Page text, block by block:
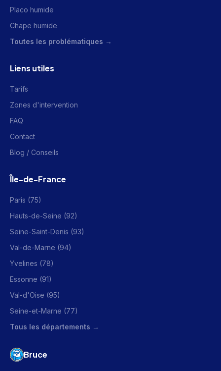
Placo humide
Chape humide
Toutes les problématiques →
Liens utiles
Tarifs
Zones d'intervention
FAQ
Contact
Blog / Conseils
Île-de-France
Paris (75)
Hauts-de-Seine (92)
Seine-Saint-Denis (93)
Val-de-Marne (94)
Yvelines (78)
Essonne (91)
Val-d'Oise (95)
Seine-et-Marne (77)
Tous les départements →
Bruce